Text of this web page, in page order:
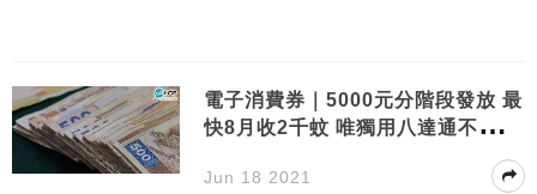
電子消費券｜5000元分階段發放 最
快8月收2千蚊 唯獨用八達通不能合
Jun 18 2021